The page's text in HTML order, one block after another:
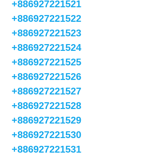
+886927221521
+886927221522
+886927221523
+886927221524
+886927221525
+886927221526
+886927221527
+886927221528
+886927221529
+886927221530
+886927221531